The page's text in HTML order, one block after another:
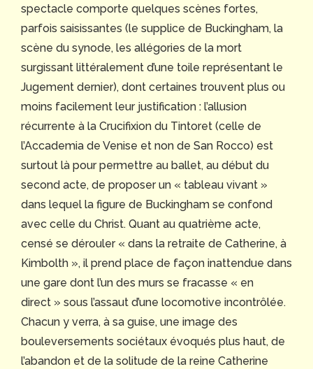
spectacle comporte quelques scènes fortes,
parfois saisissantes (le supplice de Buckingham, la
scène du synode, les allégories de la mort
surgissant littéralement d’une toile représentant le
Jugement dernier), dont certaines trouvent plus ou
moins facilement leur justification : l’allusion
récurrente à la Crucifixion du Tintoret (celle de
l’Accademia de Venise et non de San Rocco) est
surtout là pour permettre au ballet, au début du
second acte, de proposer un « tableau vivant »
dans lequel la figure de Buckingham se confond
avec celle du Christ. Quant au quatrième acte,
censé se dérouler « dans la retraite de Catherine, à
Kimbolth », il prend place de façon inattendue dans
une gare dont l’un des murs se fracasse « en
direct » sous l’assaut d’une locomotive incontrôlée.
Chacun y verra, à sa guise, une image des
bouleversements sociétaux évoqués plus haut, de
l’abandon et de la solitude de la reine Catherine